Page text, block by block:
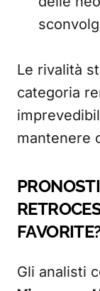
Le rivalità
categoria
mantenere
Gli analisti